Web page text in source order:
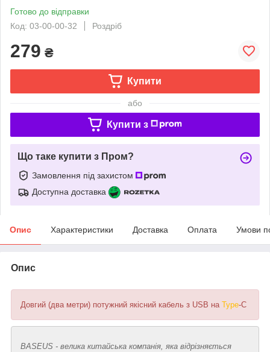
Готово до відправки
Код: 03-00-00-32
Роздріб
279 ₴
Купити
або
Купити з
Що таке купити з Пром?
Замовлення під захистом
Доступна доставка
Опис Характеристики Доставка Оплата Умови
Опис
Довгий (два метри) потужний якісний кабель з USB на Type-C
BASEUS - велика китайська компанія, яка відрізняється